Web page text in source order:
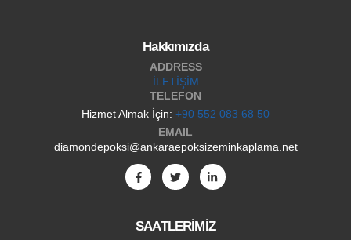
Hakkımızda
ADDRESS
İLETİŞİM
TELEFON
Hizmet Almak İçin: +90 552 083 68 50
EMAIL
diamondepoksi@ankaraepoksizeminkaplama.net
SAATLERİMİZ